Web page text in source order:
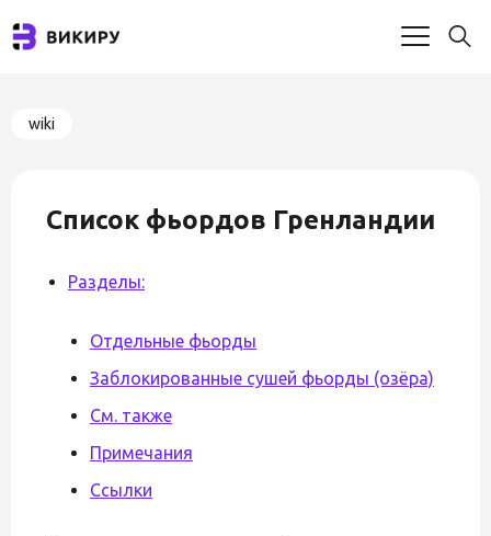
wiki
Список фьордов Гренландии
Разделы:
Отдельные фьорды
Заблокированные сушей фьорды (озёра)
См. также
Примечания
Ссылки